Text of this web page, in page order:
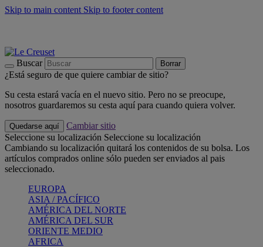
Skip to main content Skip to footer content
Buscar Borrar
¿Está seguro de que quiere cambiar de sitio?
Su cesta estará vacía en el nuevo sitio. Pero no se preocupe,
nosotros guardaremos su cesta aquí para cuando quiera volver.
Quedarse aquí
Cambiar sitio
Seleccione su localización Seleccione su localización
Cambiando su localización quitará los contenidos de su bolsa. Los
artículos comprados online sólo pueden ser enviados al pais
seleccionado.
EUROPA
ASIA / PACÍFICO
AMÉRICA DEL NORTE
AMÉRICA DEL SUR
ORIENTE MEDIO
AFRICA